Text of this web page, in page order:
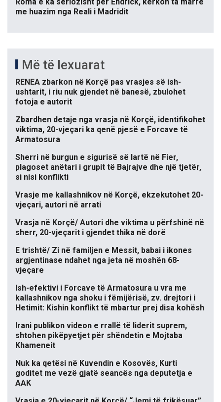
me huazim nga Reali i Madridit
Më të lexuarat
RENEA zbarkon në Korçë pas vrasjes së ish-
ushtarit, i riu nuk gjendet në banesë, zbulohet
fotoja e autorit
Zbardhen detaje nga vrasja në Korçë, identifikohet
viktima, 20-vjeçari ka qenë pjesë e Forcave të
Armatosura
Sherri në burgun e sigurisë së lartë në Fier,
plagoset anëtari i grupit të Bajrajve dhe një tjetër,
si nisi konflikti
Vrasje me kallashnikov në Korçë, ekzekutohet 20-
vjeçari, autori në arrati
Vrasja në Korçë/ Autori dhe viktima u përfshinë në
sherr, 20-vjeçarit i gjendet thika në dorë
E trishtë/ Zi në familjen e Messit, babai i ikones
argjentinase ndahet nga jeta në moshën 68-
vjeçare
Ish-efektivi i Forcave të Armatosura u vra me
kallashnikov nga shoku i fëmijërisë, zv. drejtori i
Hetimit: Kishin konflikt të mbartur prej disa kohësh
Irani publikon videon e rrallë të liderit suprem,
shtohen pikëpyetjet për shëndetin e Mojtaba
Khameneit
Nuk ka qetësi në Kuvendin e Kosovës, Kurti
goditet me vezë gjatë seancës nga deputetja e
AAK